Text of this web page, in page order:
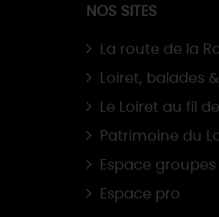
NOS SITES
La route de la
Loiret, balades
Le Loiret au fil
Patrimoine du
Espace groupes
Espace pro